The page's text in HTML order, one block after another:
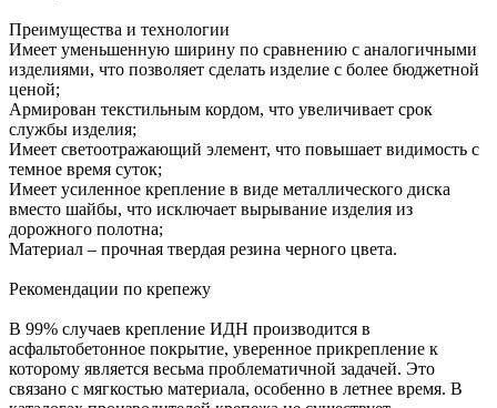
Преимущества и технологии
Имеет уменьшенную ширину по сравнению с аналогичными
изделиями, что позволяет сделать изделие с более бюджетной
ценой;
Армирован текстильным кордом, что увеличивает срок
службы изделия;
Имеет светоотражающий элемент, что повышает видимость с
темное время суток;
Имеет усиленное крепление в виде металлического диска
вместо шайбы, что исключает вырывание изделия из
дорожного полотна;
Материал – прочная твердая резина черного цвета.
Рекомендации по крепежу
В 99% случаев крепление ИДН производится в
асфальтобетонное покрытие, уверенное прикрепление к
которому является весьма проблематичной задачей. Это
связано с мягкостью материала, особенно в летнее время. В